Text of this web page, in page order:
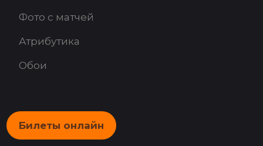
Фото с матчей
Атрибутика
Обои
Билеты онлайн